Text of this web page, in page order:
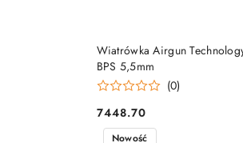
Wiatrówka Airgun
BPS 5,5mm
(0)
Cena:
7448.70
DO
Nowość